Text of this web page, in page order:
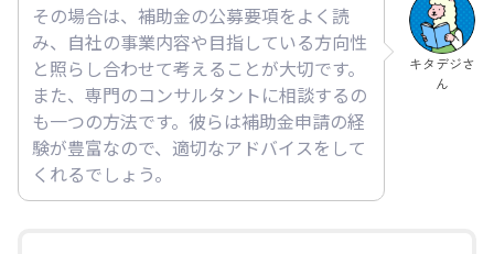
キタデジさ
ん
その場合は、補助金の公募要項をよく読
み、自社の事業内容や目指している方向性
と照らし合わせて考えることが大切です。
また、専門のコンサルタントに相談するの
も一つの方法です。彼らは補助金申請の経
験が豊富なので、適切なアドバイスをして
くれるでしょう。